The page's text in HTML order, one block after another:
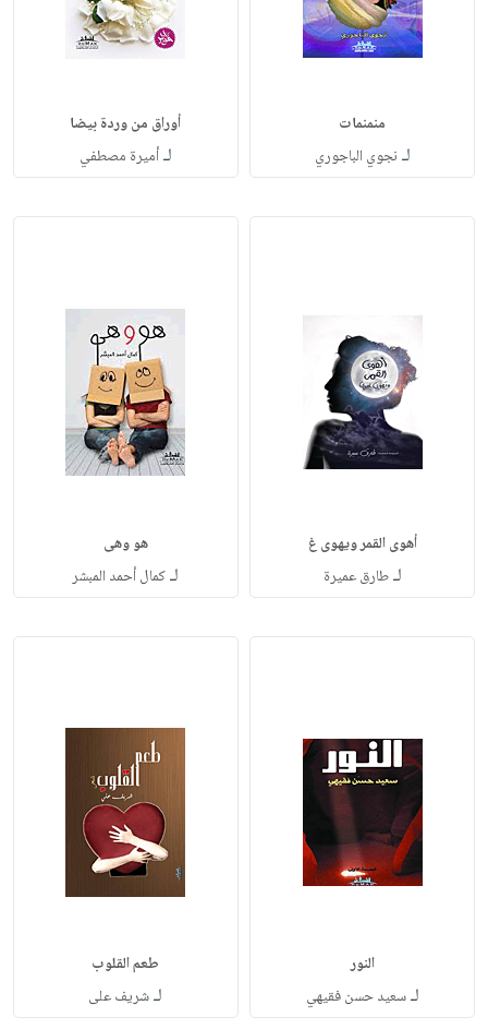
منمنمات
لـ نجوي الباجوري
أوراق من وردة بيضا
لـأميرة مصطفي
أهوى القمر ويهوى غ
لـطارق عميرة
هو وهى
لـكمال أحمد المبشر
النور
لـسعيد حسن فقيهي
طعم القلوب
لـشريف على